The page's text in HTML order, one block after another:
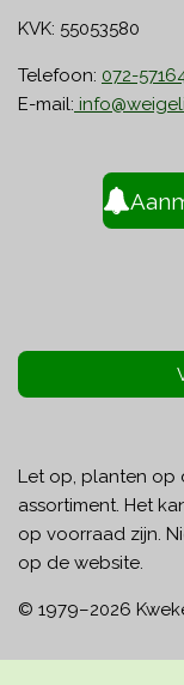
KVK: 55053580
Telefoon: 072-
E-mail:
Let op, planten op
assortiment. Het
op voorraad zijn.
op de website.
© 1979–2026